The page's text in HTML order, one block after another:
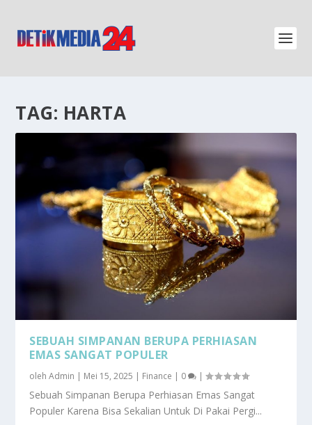
TAG: HARTA
SEBUAH SIMPANAN BERUPA PERHIASAN
EMAS SANGAT POPULER
olehAdmin | Mei 15, 2025 | Finance | 0 |
Sebuah Simpanan Berupa Perhiasan Emas Sangat
Populer Karena Bisa Sekalian Untuk Di Pakai Pergi...